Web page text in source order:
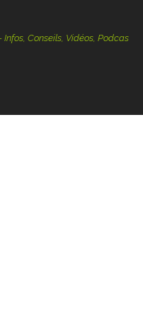
Vidéos, Podcasts – 100 %